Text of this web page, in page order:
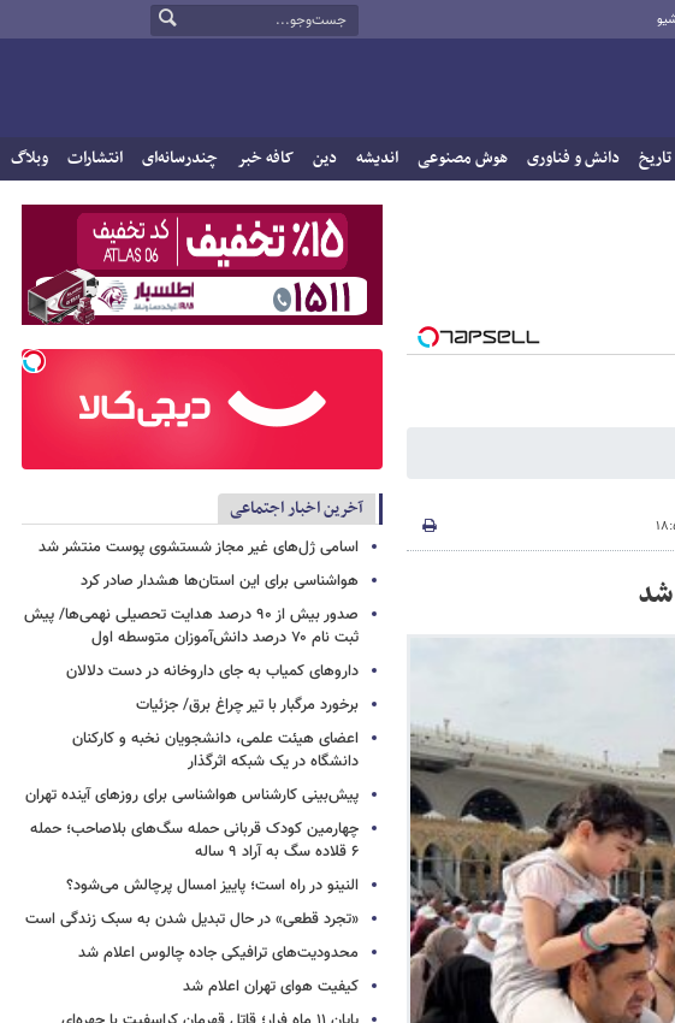
تاریخ دانش و فناوری هوش مصنوعی اندیشه دین کافه خبر چندرسانه‌ای انتشارات وبلاگ
آخرین اخبار اجتماعی
اسامی ژل‌های غیر مجاز شستشوی پوست منتشر شد
هواشناسی برای این استان‌ها هشدار صادر کرد
صدور بیش از ۹۰ درصد هدایت تحصیلی نهمی‌ها/ پیش
ثبت نام ۷۰ درصد دانش‌آموزان متوسطه اول
داروهای کمیاب به جای داروخانه در دست دلالان
برخورد مرگبار با تیر چراغ برق/ جزئیات
اعضای هیئت علمی، دانشجویان نخبه و کارکنان
دانشگاه در یک شبکه‌ اثرگذار
پیش‌بینی کارشناس هواشناسی برای روزهای آینده تهران
چهارمین کودک قربانی حمله سگ‌های بلاصاحب؛ حمله
۶ قلاده سگ به آراد ۹ ساله
النینو در راه است؛ پاییز امسال پرچالش می‌شود؟
«تجرد قطعی» در حال تبدیل شدن به سبک زندگی است
محدودیت‌های ترافیکی جاده چالوس اعلام شد
کیفیت هوای تهران اعلام شد